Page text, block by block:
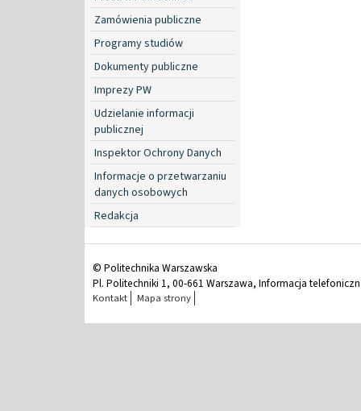
Zamówienia publiczne
Programy studiów
Dokumenty publiczne
Imprezy PW
Udzielanie informacji
publicznej
Inspektor Ochrony Danych
Informacje o przetwarzaniu
danych osobowych
Redakcja
© Politechnika Warszawska
Pl. Politechniki 1, 00-661 Warszawa, Informacja
Kontakt Mapa strony